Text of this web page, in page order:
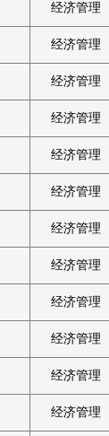
经济管理
经济管理
经济管理
经济管理
经济管理
经济管理
经济管理
经济管理
经济管理
经济管理
经济管理
经济管理